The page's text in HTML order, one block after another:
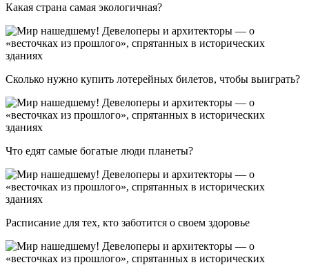
Какая страна самая экологичная?
Сколько нужно купить лотерейных билетов, чтобы выиграть?
Что едят самые богатые люди планеты?
Расписание для тех, кто заботится о своем здоровье